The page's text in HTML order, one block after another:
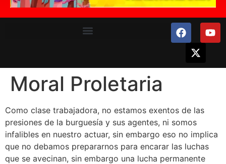
Moral Proletaria
Como clase trabajadora, no estamos exentos de las
presiones de la burguesía y sus agentes, ni somos
infalibles en nuestro actuar, sin embargo eso no implica
que no debamos prepararnos para encarar las luchas
que se avecinan, sin embargo una lucha permanente